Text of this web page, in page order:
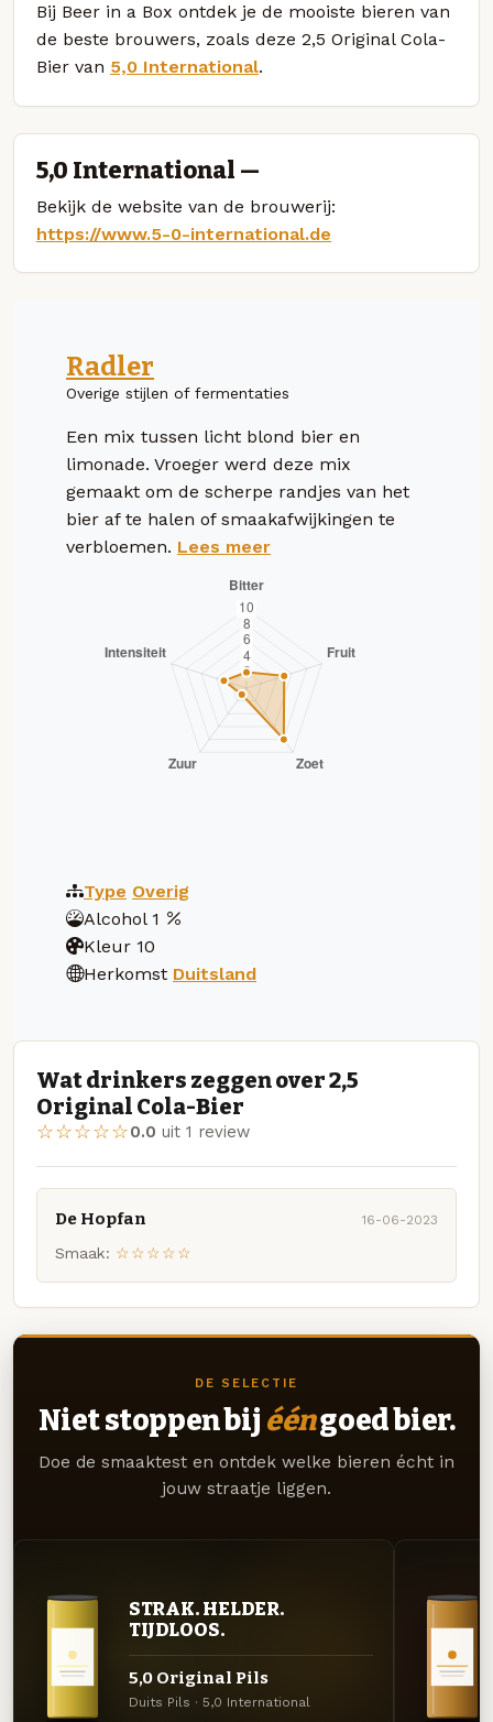
Bij Beer in a Box ontdek je de mooiste bieren van
de beste brouwers, zoals deze 2,5 Original Cola-
Bier van 5,0 International.
5,0 International —
Bekijk de website van de brouwerij:
https://www.5-0-international.de
Radler
Overige stijlen of fermentaties
Een mix tussen licht blond bier en
limonade. Vroeger werd deze mix
gemaakt om de scherpe randjes van het
bier af te halen of smaakafwijkingen te
verbloemen. Lees meer
Type Overig
Alcohol 1
Kleur 10
Herkomst Duitsland
Wat drinkers zeggen over 2,5
Original Cola-Bier
☆☆☆☆☆0.0 uit 1 review
De Hopfan 16-06-2023
Smaak: ☆☆☆☆☆
DE SELECTIE
Niet stoppen bij ééngoed bier.
Doe de smaaktest en ontdek welke bieren écht in
jouw straatje liggen.
STRAK. HELDER.
TIJDLOOS.
5,0 Original Pils
Duits Pils · 5,0 International